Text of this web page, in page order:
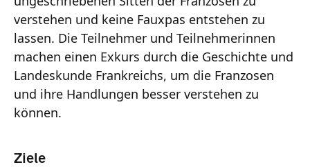
verstehen und keine Fauxpas entstehen zu
lassen. Die Teilnehmer und Teilnehmerinnen
machen einen Exkurs durch die Geschichte und
Landeskunde Frankreichs, um die Franzosen
und ihre Handlungen besser verstehen zu
können.
Ziele